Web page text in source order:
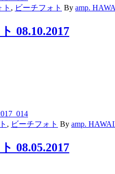
, ビーチフォト By amp.
08.10.2017
, ビーチフォト By amp.
08.05.2017